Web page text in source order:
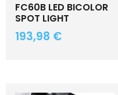
FC60B LED BICOLOR
SPOT LIGHT
193,98 €